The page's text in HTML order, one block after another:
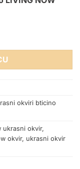
okviri bticino
ukrasni okvir,
okvir, ukrasni okvir